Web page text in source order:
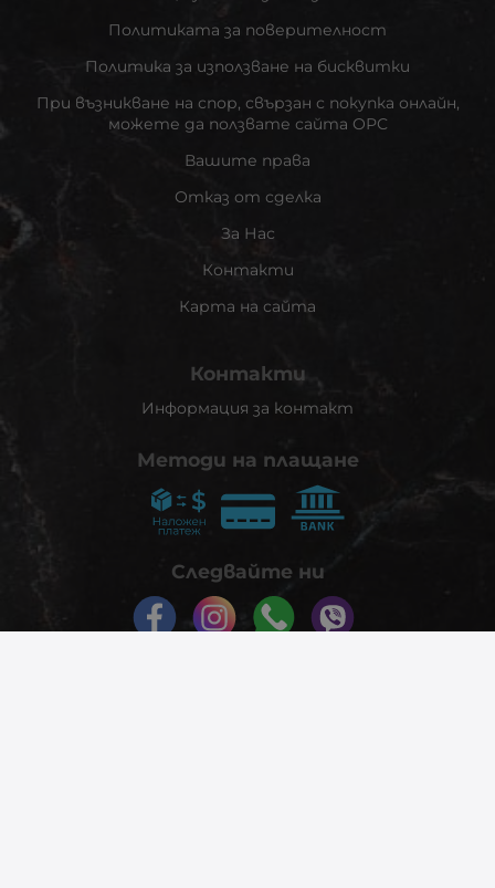
Политиката за поверителност
Политика за използване на бисквитки
При възникване на спор, свързан с покупка онлайн,
можете да ползвате сайта ОРС
Вашите права
Отказ от сделка
За Нас
Контакти
Карта на сайта
Контакти
Информация за контакт
Методи на плащане
Следвайте ни